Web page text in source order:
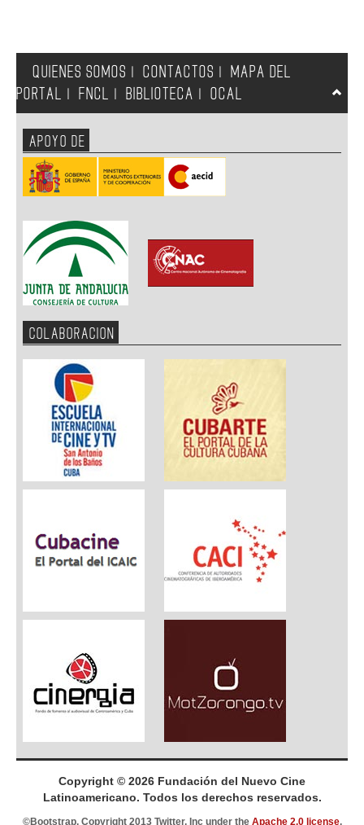
QUIENES SOMOS CONTACTOS
MAPA DEL
PORTAL
FNCL BIBLIOTECA OCAL
APOYO DE
COLABORACION
Copyright © 2026 Fundación del Nuevo Cine
Latinoamericano. Todos los derechos reservados.
©Bootstrap, Copyright 2013 Twitter, Inc under the Apache 2.0 license.